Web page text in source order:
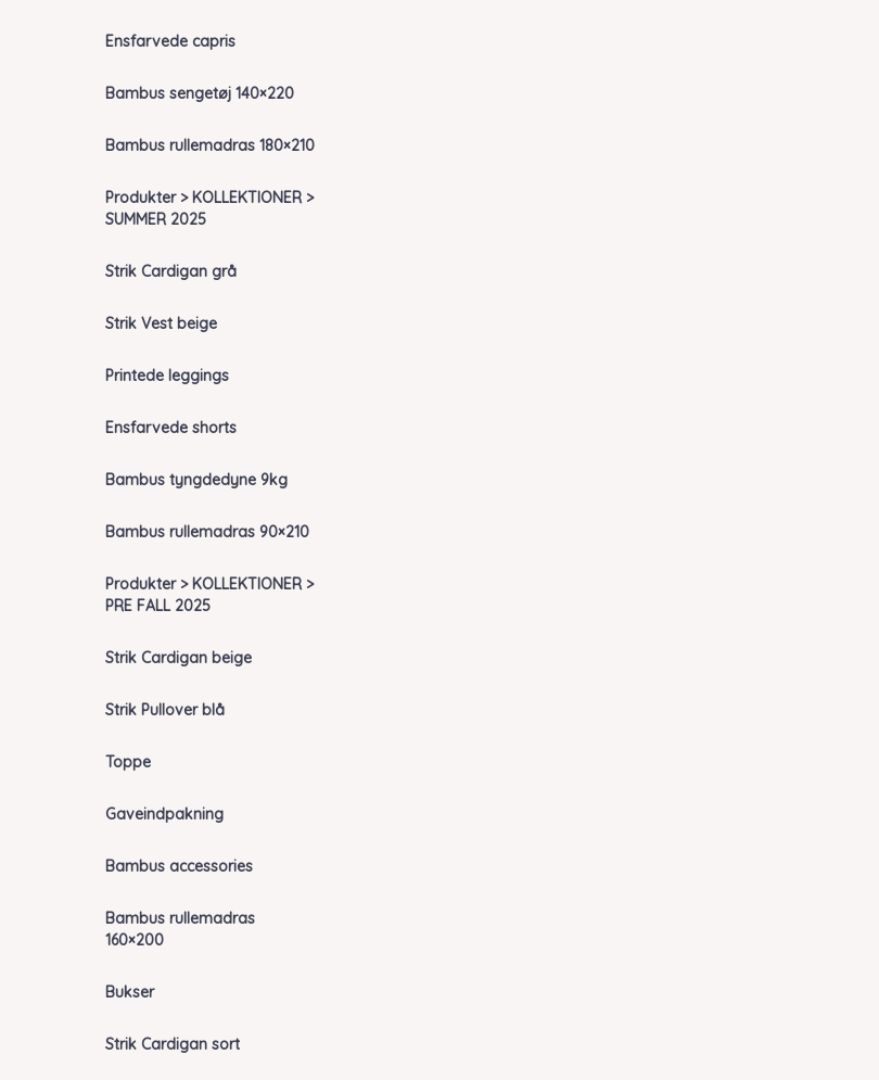
Ensfarvede capris
Bambus sengetøj 140×220
Bambus rullemadras 180×210
Produkter > KOLLEKTIONER >
SUMMER 2025
Strik Cardigan grå
Strik Vest beige
Printede leggings
Ensfarvede shorts
Bambus tyngdedyne 9kg
Bambus rullemadras 90×210
Produkter > KOLLEKTIONER >
PRE FALL 2025
Strik Cardigan beige
Strik Pullover blå
Toppe
Gaveindpakning
Bambus accessories
Bambus rullemadras
160×200
Bukser
Strik Cardigan sort